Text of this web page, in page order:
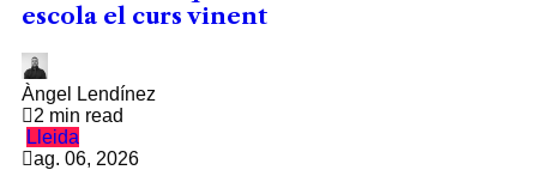
escola el curs vinent
Àngel Lendínez
2 min read
Lleida
ag. 06, 2026